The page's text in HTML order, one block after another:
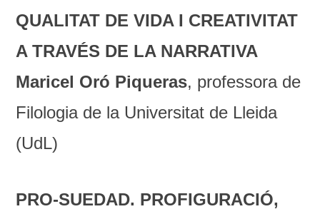
QUALITAT DE VIDA I CREATIVITAT
A TRAVÉS DE LA NARRATIVA
Maricel Oró Piqueras, professora de
Filologia de la Universitat de Lleida
(UdL)
PRO-SUEDAD. PROFIGURACIÓ,